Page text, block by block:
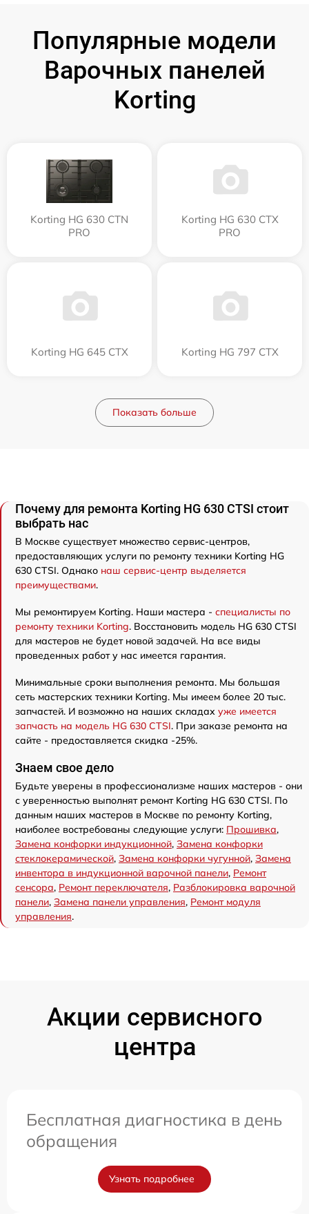
Популярные модели
Варочных панелей
Korting
Korting HG 630 CTN
PRO
Korting HG 630 CTX
PRO
Korting HG 645 CTX Korting HG 797 CTX
Показать больше
Почему для ремонта Korting HG 630 CTSI стоит
выбрать нас
В Москве существует множество сервис-центров,
предоставляющих услуги по ремонту техники Korting HG
630 CTSI. Однако наш сервис-центр выделяется
преимуществами.
Мы ремонтируем Korting. Наши мастера - специалисты по
ремонту техники Korting. Восстановить модель HG 630 CTSI
для мастеров не будет новой задачей. На все виды
проведенных работ у нас имеется гарантия.
Минимальные сроки выполнения ремонта. Мы большая
сеть мастерских техники Korting. Мы имеем более 20 тыс.
запчастей. И возможно на наших складах уже имеется
запчасть на модель HG 630 CTSI. При заказе ремонта на
сайте - предоставляется скидка -25%.
Знаем свое дело
Будьте уверены в профессионализме наших мастеров - они
с уверенностью выполнят ремонт Korting HG 630 CTSI. По
данным наших мастеров в Москве по ремонту Korting,
наиболее востребованы следующие услуги: Прошивка,
Замена конфорки индукционной, Замена конфорки
стеклокерамической, Замена конфорки чугунной, Замена
инвентора в индукционной варочной панели, Ремонт
сенсора, Ремонт переключателя, Разблокировка варочной
панели, Замена панели управления, Ремонт модуля
управления.
Акции сервисного
центра
Бесплатная диагностика в день
обращения
Узнать подробнее